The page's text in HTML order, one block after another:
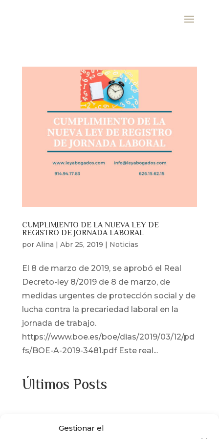
Gestionar el
CUMPLIMIENTO DE LA NUEVA LEY DE
REGISTRO DE JORNADA LABORAL
por Alina | Abr 25, 2019 | Noticias
El 8 de marzo de 2019, se aprobó el Real
Decreto-ley 8/2019 de 8 de marzo, de
medidas urgentes de protección social y de
lucha contra la precariedad laboral en la
jornada de trabajo.
https://www.boe.es/boe/dias/2019/03/12/pd
fs/BOE-A-2019-3481.pdf Este real...
Últimos Posts
ENCASA CIBELES compró al IVIMA en el